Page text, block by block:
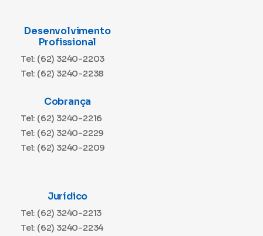
Desenvolvimento
Profissional
Tel: (62) 3240-2203
Tel: (62) 3240-2238
Cobrança
Tel: (62) 3240-2216
Tel: (62) 3240-2229
Tel: (62) 3240-2209
Jurídico
Tel: (62) 3240-2213
Tel: (62) 3240-2234